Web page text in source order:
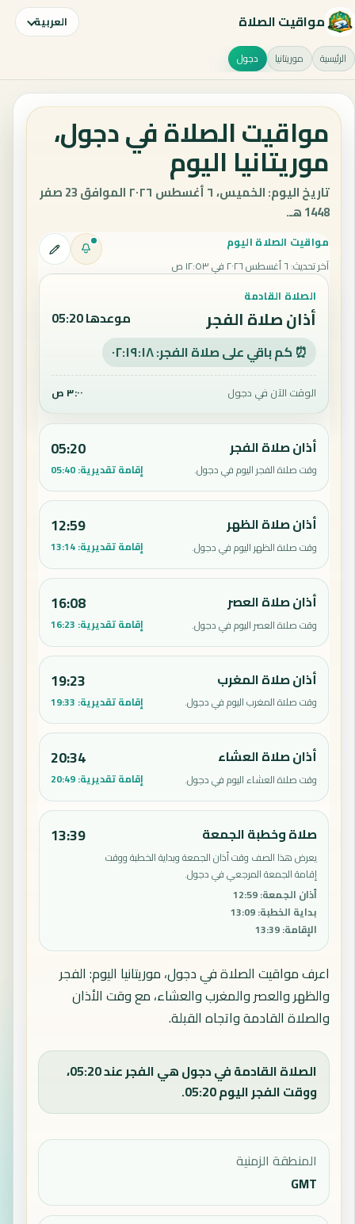
مواقيت الصلاة العربية
الرئيسية موريتانيا دجول
مواقيت الصلاة في دجول،
موريتانيا اليوم
تاريخ اليوم: الخميس، ٦ أغسطس ٢٠٢٦ الموافق 23 صفر
1448 هـ.
مواقيت الصلاة اليوم
آخر تحديث: ٦ أغسطس ٢٠٢٦ في ١٢:٥٣ ص
الصلاة القادمة
أذان صلاة الفجر موعدها 05:20
⏰ كم باقي على صلاة الفجر: ٠٢:١٩:١٧
الوقت الآن في دجول ٣:٠٠ ص
أذان صلاة الفجر
وقت صلاة الفجر اليوم في دجول.
05:20
إقامة تقديرية:05:40
أذان صلاة الظهر
وقت صلاة الظهر اليوم في دجول.
12:59
إقامة تقديرية:13:14
أذان صلاة العصر
وقت صلاة العصر اليوم في دجول.
16:08
إقامة تقديرية: 16:23
أذان صلاة المغرب
وقت صلاة المغرب اليوم في دجول.
19:23
إقامة تقديرية: 19:33
أذان صلاة العشاء
وقت صلاة العشاء اليوم في دجول.
20:34
إقامة تقديرية:20:49
صلاة وخطبة الجمعة
يعرض هذا الصف وقت أذان الجمعة وبداية الخطبة ووقت
إقامة الجمعة المرجعي في دجول.
أذان الجمعة:
12:59
بداية الخطبة:
13:09
الإقامة:
13:39
13:39
اعرف مواقيت الصلاة في دجول، موريتانيا اليوم: الفجر
والظهر والعصر والمغرب والعشاء، مع وقت الأذان
والصلاة القادمة واتجاه القبلة.
الصلاة القادمة في دجول هي الفجر عند 05:20،
ووقت الفجر اليوم 05:20.
المنطقة الزمنية
GMT